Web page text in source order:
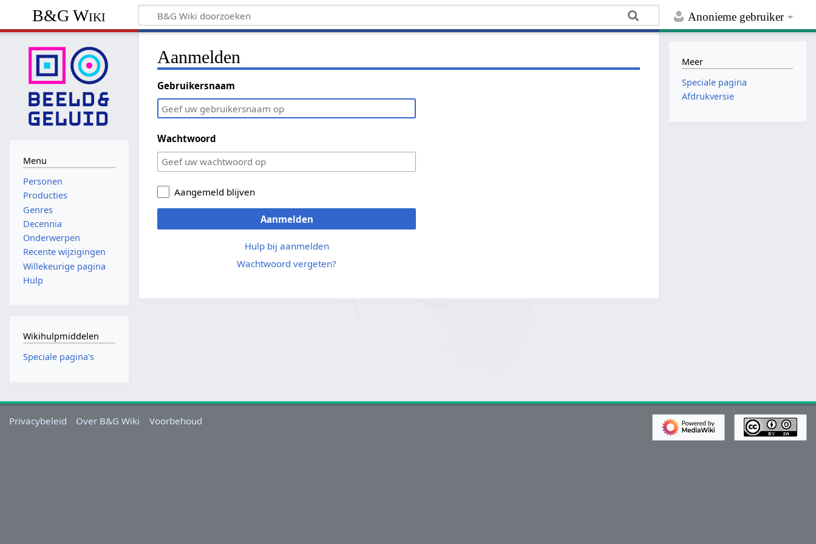
Anonieme gebruiker
B&G Wiki
Aanmelden
Gebruikersnaam
Wachtwoord
Aangemeld blijven
Aanmelden
Hulp bij aanmelden
Wachtwoord vergeten?
Menu
Personen
Producties
Genres
Decennia
Onderwerpen
Recente wijzigingen
Willekeurige pagina
Hulp
Wikihulpmiddelen
Speciale pagina's
Meer
Speciale pagina
Afdrukversie
Privacybeleid Over B&G Wiki Voorbehoud